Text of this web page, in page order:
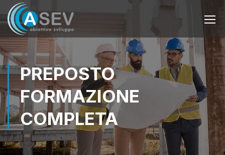
PREPOSTO
FORMAZIONE
COMPLETA